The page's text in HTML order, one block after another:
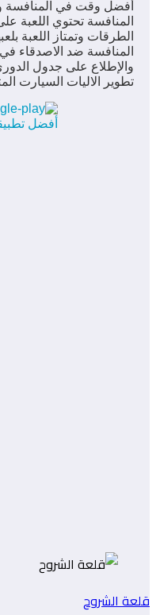
أفضل وقت في المنافسة
المنافسة تحتوي اللعبة
الطرقات وتمتاز اللعبة
المنافسة ضد الاصدقاء
والإطلاع على جدول
تطوير الاليات السيارت
قلعة الشروح